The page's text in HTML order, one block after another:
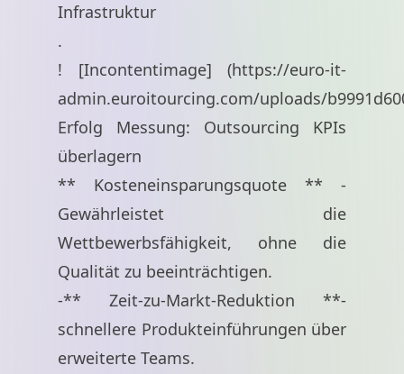
Infrastruktur
.
! [Incontentimage] (https://euro-it-
admin.euroitourcing.com/uploads/
Erfolg Messung: Outsourcing KPIs
überlagern
** Kosteneinsparungsquote ** -
Gewährleistet die
Wettbewerbsfähigkeit, ohne die
Qualität zu beeinträchtigen.
-** Zeit-zu-Markt-Reduktion **-
schnellere Produkteinführungen über
erweiterte Teams.